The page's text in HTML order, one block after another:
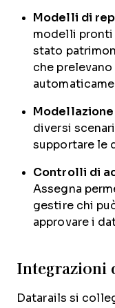
Modelli di
modelli pronti
stato
che
diversi
supportare le
Controlli di
Assegna
gestire chi
approvare i
Integrazioni
Datarails si